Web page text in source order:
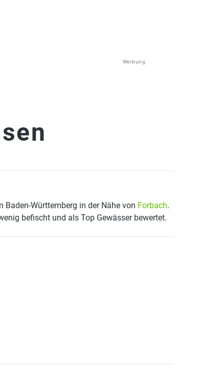
Werbung
Württemberg in der Nähe von Forbach.
befischt und als Top Gewässer bewertet.